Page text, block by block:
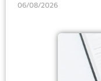
στο Δημοτικό
και λήψη
06/08/2026